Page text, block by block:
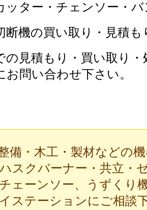
ッター・チェンソー・
断機の買い取り・見積
の見積もり・買い取り
お問い合わせ下さい。
備・木工・製材などの
スクバーナー・共立・
ェーンソー、うずくり
ステーションにご相談